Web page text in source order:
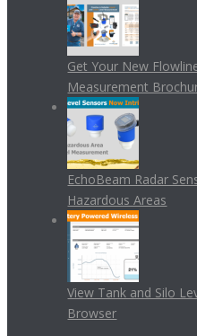
Get Your New
Measurement
EchoBeam Radar
Hazardous Areas
View Tank and Silo
Browser